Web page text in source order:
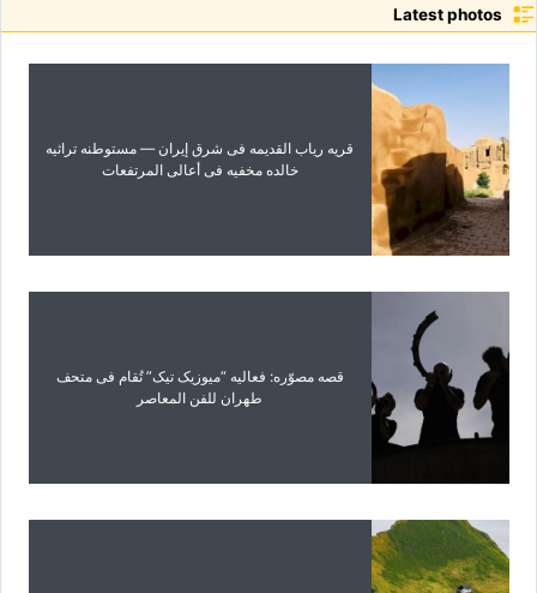
Latest photos
قریه ریاب القدیمه فی شرق إیران — مستوطنه تراثیه
خالده مخفیه فی أعالی المرتفعات
قصه مصوّره: فعالیه “میوزیک تیک” تُقام فی متحف
طهران للفن المعاصر